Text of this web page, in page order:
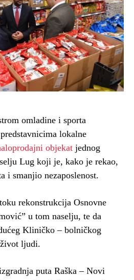
omladine i sporta
lokalne
objekat jednog
Lug koji je, kako je rekao,
i smanjio nezaposlenost.
rekonstrukcija Osnovne
u tom naselju, te da
Kliničko – bolničkog
ljudi.
puta Raška – Novi